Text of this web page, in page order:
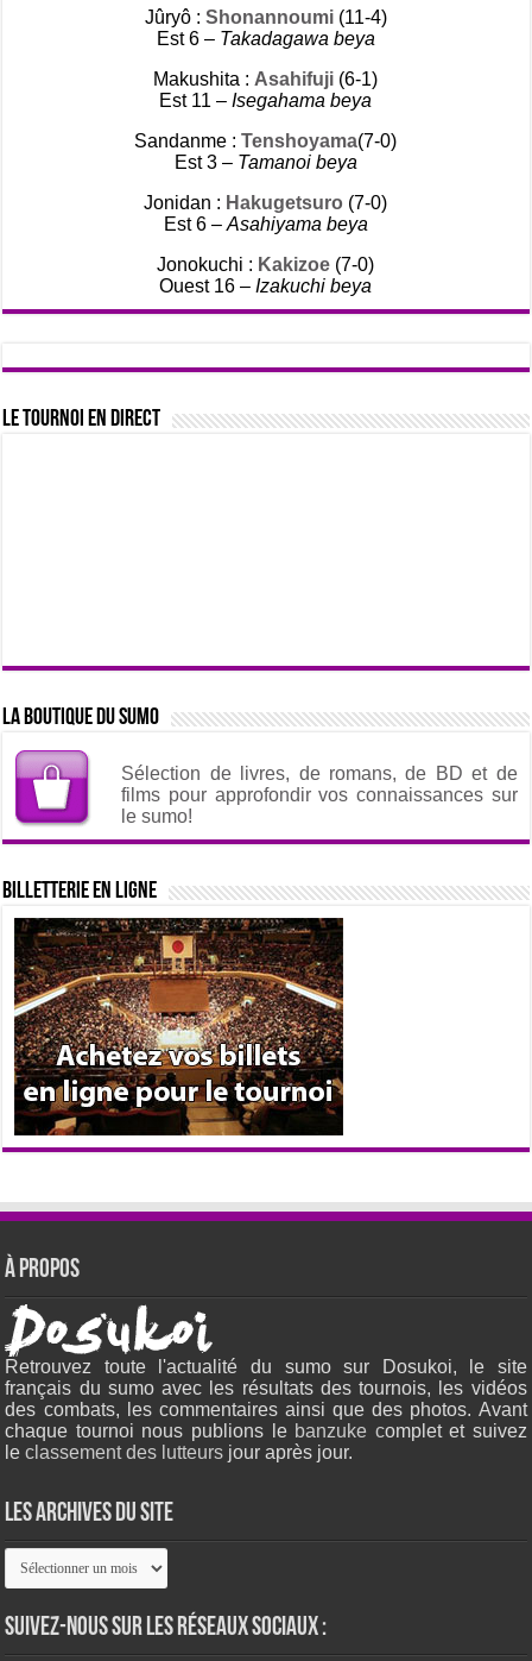
Jûryô : Shonannoumi (11-4)
Est 6 – Takadagawa beya
Makushita : Asahifuji (6-1)
Est 11 –Isegahama beya
Sandanme :Tenshoyama(7-0)
Est 3 – Tamanoi beya
Jonidan : Hakugetsuro (7-0)
Est 6 – Asahiyama beya
Jonokuchi : Kakizoe (7-0)
Ouest 16 –Izakuchi beya
Le tournoi en direct
La boutique du sumo
Sélection de livres, de romans, de BD et de
films pour approfondir vos connaissances sur
le sumo!
Billetterie en ligne
À propos
Retrouvez toute l'actualité du sumo sur Dosukoi, le site
français du sumo avec les résultats des tournois, les vidéos
des combats, les commentaires ainsi que des photos. Avant
chaque tournoi nous publions le banzuke complet et suivez
leclassement des lutteurs jour après jour.
Les archives du site
Les
archives
site
Suivez-nous sur les réseaux sociaux :